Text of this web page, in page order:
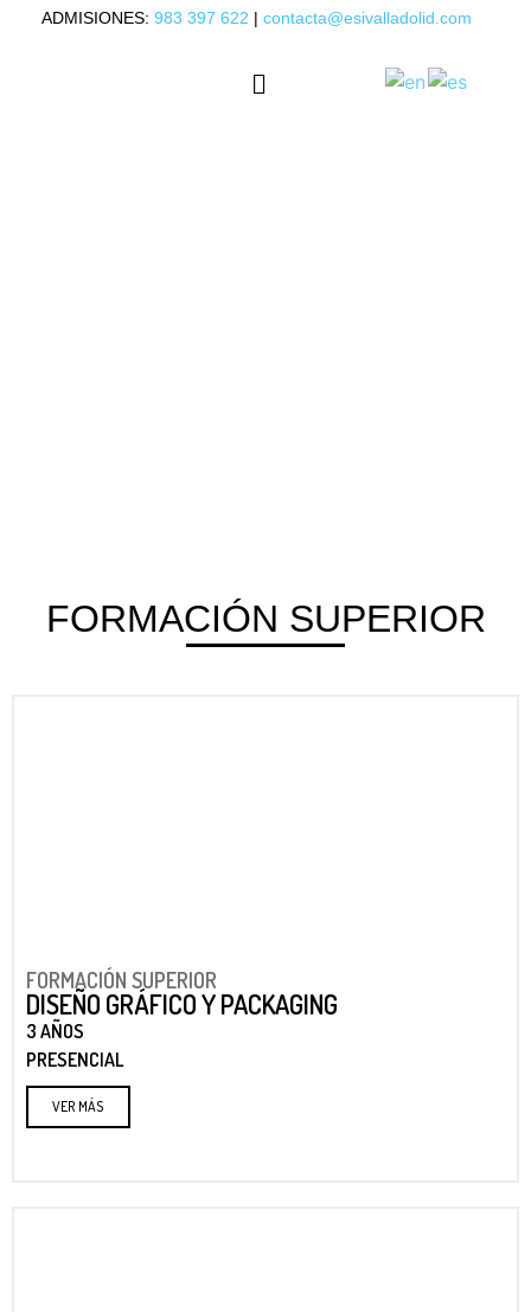
ADMISIONES: 983 397 622 | contacta@esivalladolid.com
FORMACIÓN SUPERIOR
FORMACIÓN SUPERIOR
DISEÑO GRÁFICO Y PACKAGING
3 AÑOS
PRESENCIAL
VER MÁS